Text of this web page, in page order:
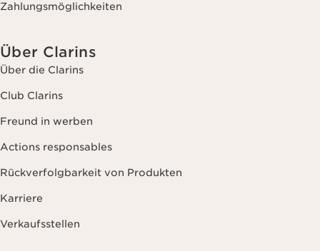
Zahlungsmöglichkeiten
Über Clarins
Über die Clarins
Club Clarins
Freund in werben
Actions responsables
Rückverfolgbarkeit von Produkten
Karriere
Verkaufsstellen